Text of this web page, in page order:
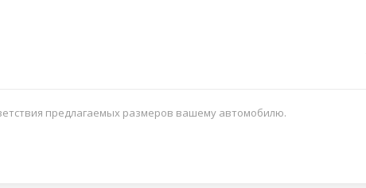
предлагаемых размеров вашему автомобилю.